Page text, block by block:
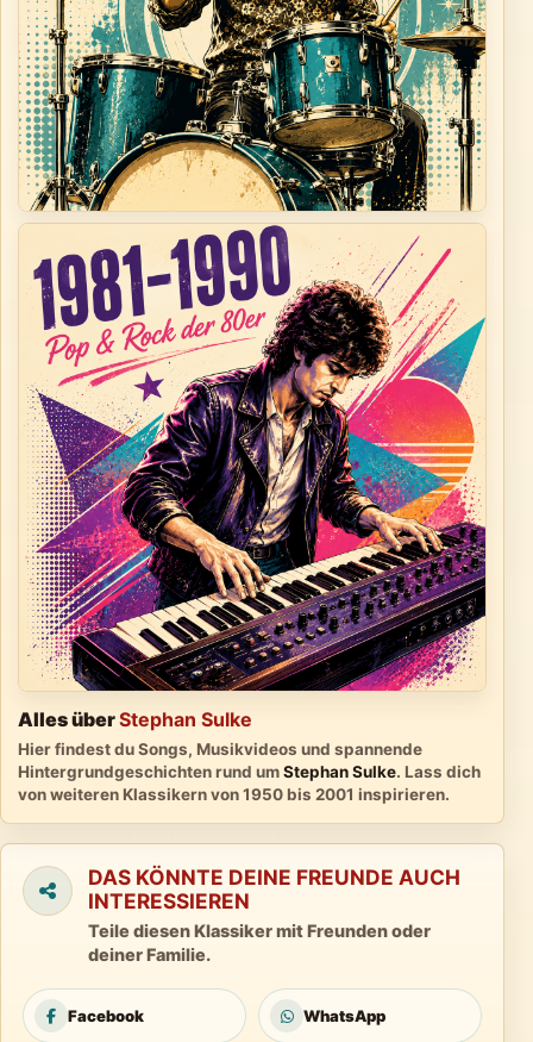
Alles überStephan Sulke
Hier findest du Songs, Musikvideos und spannende
Hintergrundgeschichten rund umStephan Sulke. Lass dich
von weiteren Klassikern von 1950 bis 2001 inspirieren.
DAS KÖNNTE DEINE FREUNDE AUCH
INTERESSIEREN
Teile diesen Klassiker mit Freunden oder
deiner Familie.
Facebook WhatsApp